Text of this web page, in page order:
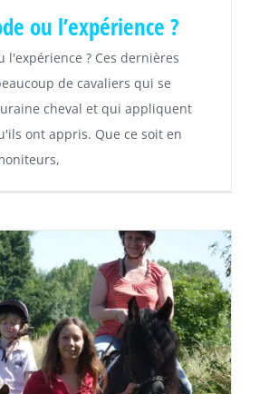
ou l’expérience ?
l'expérience ? Ces dernières
de cavaliers qui se
cheval et qui appliquent
ont appris. Que ce soit en